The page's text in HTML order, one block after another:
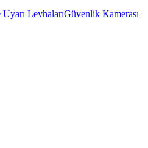
LevhalarıGüvenlik Kamerası